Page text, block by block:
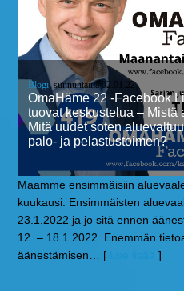
Blogi, sunnuntaina 02.01.22
OmaHäme 22 -Facebook
tuovat keskustelua – Mistä
Mitä uudet soten
palo- ja pelastustoimen?
Maamme ensimmäisiin
kuukausi. Ensimmäisten
23.1.2022 ja jo sitä ennen
12. – 18.1.2022. Enemmän
äänestämisen … [ ]